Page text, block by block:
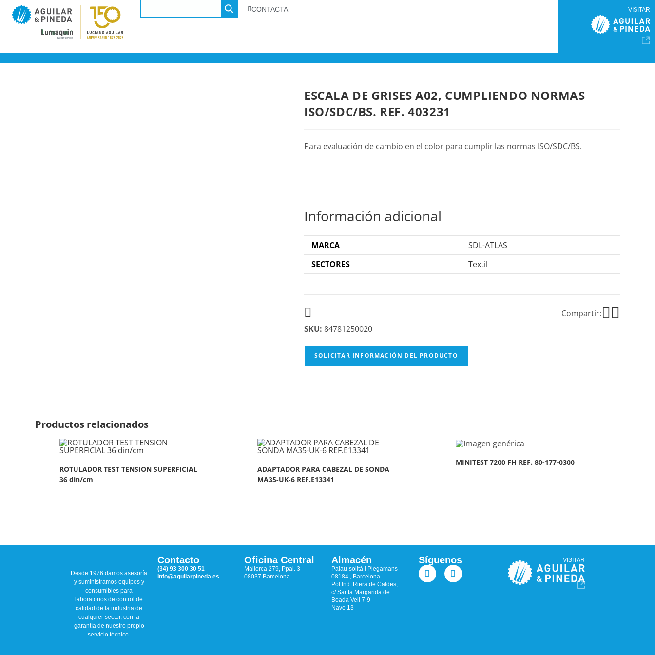
CONTACTA VISITAR
ESCALA DE GRISES A02, CUMPLIENDO NORMAS
ISO/SDC/BS. REF. 403231
Para evaluación de cambio en el color para cumplir las normas ISO/SDC/BS.
Información adicional
MARCA
SDL-ATLAS
SECTORES
Textil
Compartir:
SKU: 84781250020
SOLICITAR INFORMACIÓN DEL PRODUCTO
Productos relacionados
ROTULADOR TEST TENSION SUPERFICIAL
36 din/cm
ADAPTADOR PARA CABEZAL DE SONDA
MA35-UK-6 REF.E13341
MINITEST 7200 FH REF. 80-177-0300
Desde 1976 damos asesoría
y suministramos equipos y
consumibles para
laboratorios de control de
calidad de la industria de
cualquier sector, con la
garantía de nuestro propio
servicio técnico.
Contacto
(34) 93 300 30 51
info@aguilarpineda.es
Oficina Central
Mallorca 279, Ppal. 3
08037 Barcelona
Almacén
Palau-solità i Plegamans
08184 , Barcelona
Pol.Ind. Riera de Caldes,
c/ Santa Margarida de
Boada Vell 7-9
Nave 13
Síguenos VISITAR